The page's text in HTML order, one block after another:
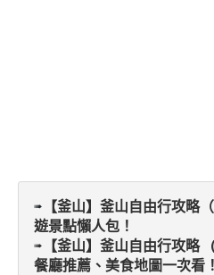
➠ 【釜山】釜山自由行攻略
遊景點懶人包！
➠ 【釜山】釜山自由行攻
餐廳推薦、美食地圖一次看！